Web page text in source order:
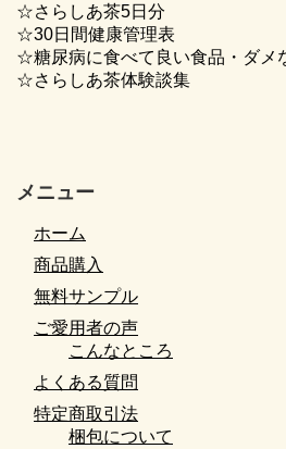
☆さらしあ茶5日分
☆30日間健康管理表
☆糖尿病に食べて良い食品・ダメ
☆さらしあ茶体験談集
メニュー
ホーム
商品購入
無料サンプル
ご愛用者の声
こんなところ
よくある質問
特定商取引法
梱包について